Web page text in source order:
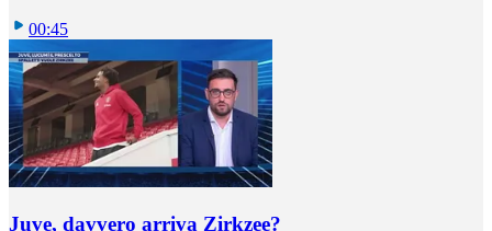
00:45
Juve, davvero arriva Zirkzee?